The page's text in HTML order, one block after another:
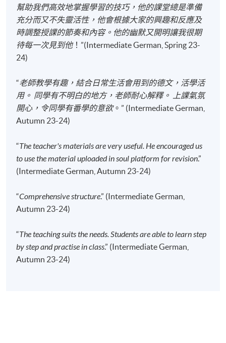
地點
港大保良何鴻燊社區書院
九龍東分校
幫助我們高效地掌握學習的技巧，他的課堂總是準備
充分而又不失靈活性，他會根據大家的興趣和反應及
時調整授課的節奏和內容。他的幽默又開明讓我很期
待每一次見到他！”(Intermediate German, Spring 23-
24)
“老師教學有趣，結合日常生活會用到的德文，活學活
用。 同學有不明白的地方，老師耐心解釋。 上課氣氛
開心，令同學有番學的意欲。” (Intermediate German,
Autumn 23-24)
“The teacher's materials are very useful. He encouraged us
to use the material uploaded in soul platform for revision.”
(Intermediate German, Autumn 23-24)
“Comprehensive structure.” (Intermediate German,
Autumn 23-24)
“The teaching suits the needs. Students are able to learn step
by step and practise in class.” (Intermediate German,
Autumn 23-24)